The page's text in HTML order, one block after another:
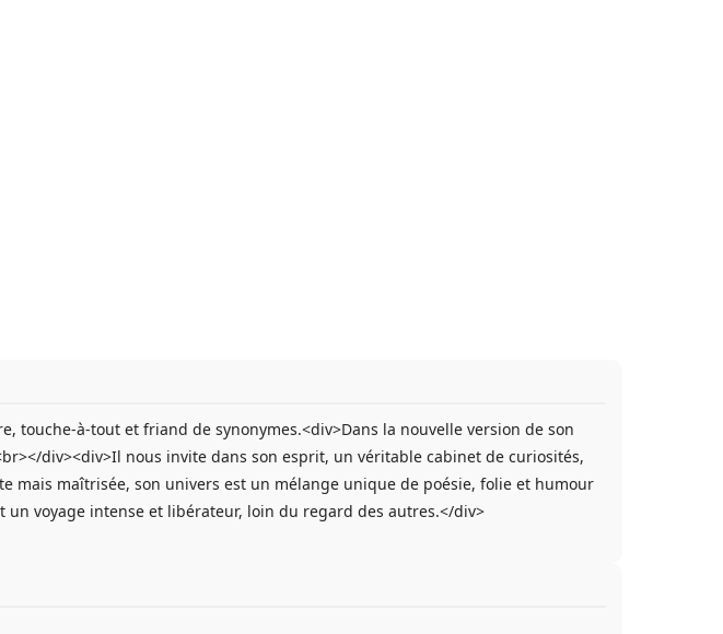
à-tout et friand de synonymes.<div>Dans la nouvelle version de son
div><div>Il nous invite dans son esprit, un véritable cabinet de curiosités,
mais maîtrisée, son univers est un mélange unique de poésie, folie et humour
voyage intense et libérateur, loin du regard des autres.</div>